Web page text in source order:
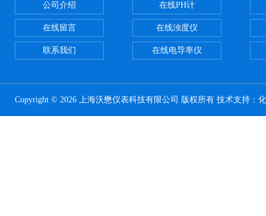
公司介绍
在线留言
联系我们
在线PH计
在线浊度仪
在线电导率仪
Copyright © 2026 上海沃懋仪表科技有限公司 版权所有 技术支持：